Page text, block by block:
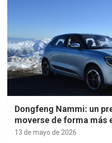
Dongfeng Nammi: un
moverse de forma más
13 de mayo de 2026